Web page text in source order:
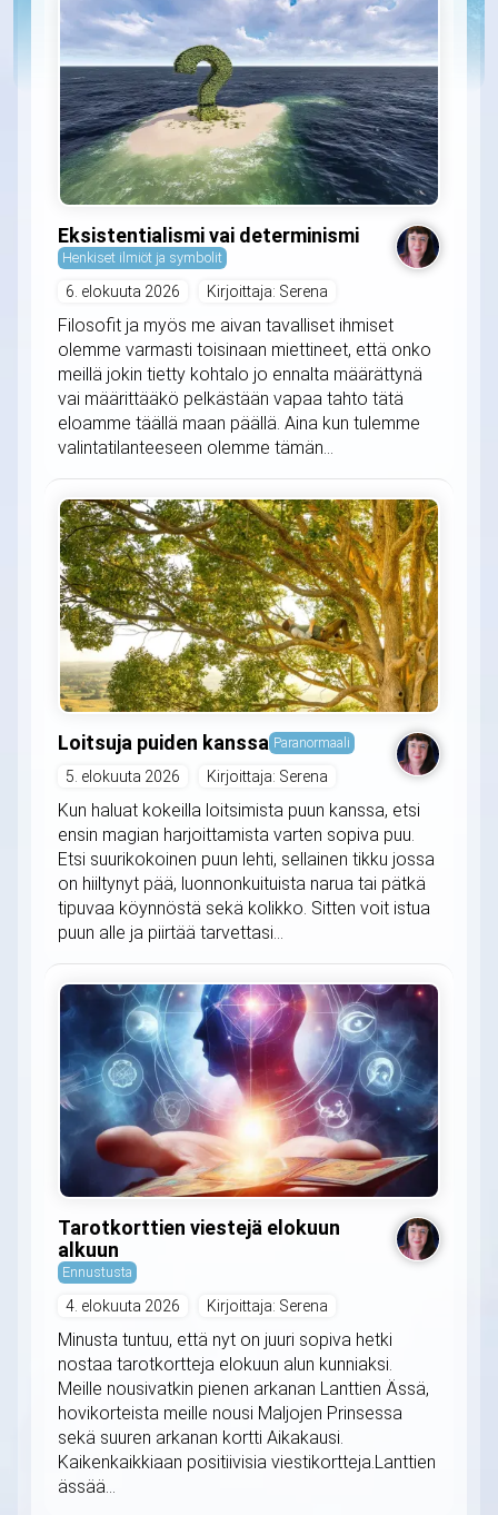
Eksistentialismi vai determinismi
Henkiset ilmiöt ja symbolit
6. elokuuta 2026 Kirjoittaja: Serena
Filosofit ja myös me aivan tavalliset ihmiset
olemme varmasti toisinaan miettineet, että onko
meillä jokin tietty kohtalo jo ennalta määrättynä
vai määrittääkö pelkästään vapaa tahto tätä
eloamme täällä maan päällä. Aina kun tulemme
valintatilanteeseen olemme tämän...
Loitsuja puiden kanssa Paranormaali
5. elokuuta 2026 Kirjoittaja: Serena
Kun haluat kokeilla loitsimista puun kanssa, etsi
ensin magian harjoittamista varten sopiva puu.
Etsi suurikokoinen puun lehti, sellainen tikku jossa
on hiiltynyt pää, luonnonkuituista narua tai pätkä
tipuvaa köynnöstä sekä kolikko. Sitten voit istua
puun alle ja piirtää tarvettasi...
Tarotkorttien viestejä elokuun
alkuun
Ennustusta
4. elokuuta 2026 Kirjoittaja: Serena
Minusta tuntuu, että nyt on juuri sopiva hetki
nostaa tarotkortteja elokuun alun kunniaksi.
Meille nousivatkin pienen arkanan Lanttien Ässä,
hovikorteista meille nousi Maljojen Prinsessa
sekä suuren arkanan kortti Aikakausi.
Kaikenkaikkiaan positiivisia viestikortteja.Lanttien
ässää...